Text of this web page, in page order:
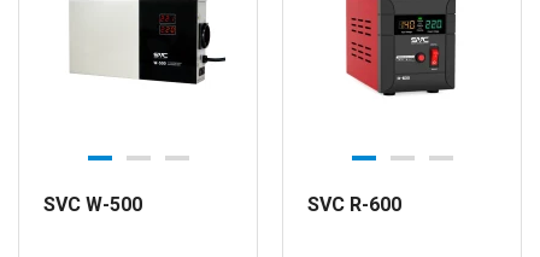
SVC W-500 SVC R-600